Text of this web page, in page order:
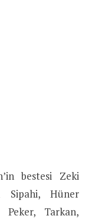
bestesi Zeki
Sipahi, Hüner
Tarkan,